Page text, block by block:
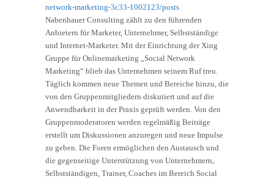
network-marketing-3c33-1002123/posts
Nabenhauer Consulting zählt zu den führenden
Anbietern für Marketer, Unternehmer, Selbstständige
und Internet-Marketer. Mit der Einrichtung der Xing
Gruppe für Onlinemarketing „Social Network
Marketing“ blieb das Unternehmen seinem Ruf treu.
Täglich kommen neue Themen und Bereiche hinzu, die
von den Gruppenmitgliedern diskutiert und auf die
Anwendbarkeit in der Praxis geprüft werden. Von den
Gruppenmoderatoren werden regelmäßig Beiträge
erstellt um Diskussionen anzuregen und neue Impulse
zu geben. Die Foren ermöglichen den Austausch und
die gegenseitige Unterstützung von Unternehmern,
Selbstständigen, Trainer, Coaches im Bereich Social